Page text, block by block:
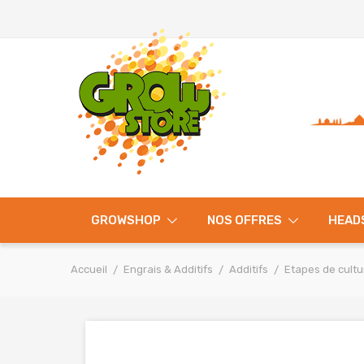
GROWSHOP NOS OFFRES
Accueil Engrais & Additifs Additifs Etapes de